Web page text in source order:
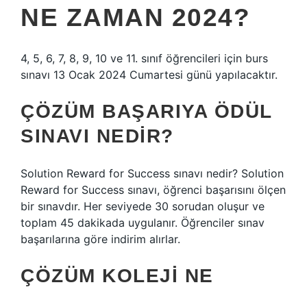
NE ZAMAN 2024?
4, 5, 6, 7, 8, 9, 10 ve 11. sınıf öğrencileri için burs
sınavı 13 Ocak 2024 Cumartesi günü yapılacaktır.
ÇÖZÜM BAŞARIYA ÖDÜL
SINAVI NEDIR?
Solution Reward for Success sınavı nedir? Solution
Reward for Success sınavı, öğrenci başarısını ölçen
bir sınavdır. Her seviyede 30 sorudan oluşur ve
toplam 45 dakikada uygulanır. Öğrenciler sınav
başarılarına göre indirim alırlar.
ÇÖZÜM KOLEJI NE